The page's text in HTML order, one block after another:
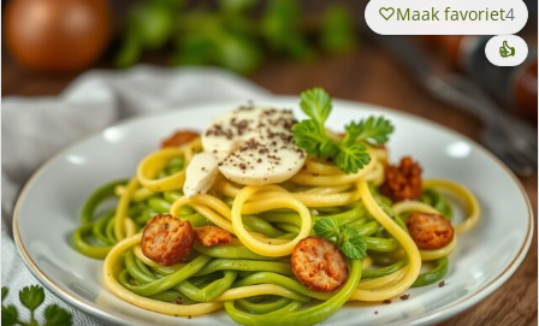
Maak favoriet4
👍